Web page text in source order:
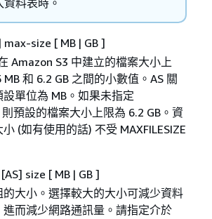
料表時。
max-size [ MB | GB ]
Amazon S3 中建立的檔案大小上
和 6.2 GB 之間的小數值。AS 關
單位為 MB。如果未指定
則預設的檔案大小上限為 6.2 GB。資
(如有使用的話) 不受 MAXFILESIZE
size [ MB | GB ]
大小。選擇較大的大小可減少資料
而減少網路通訊量。請指定介於